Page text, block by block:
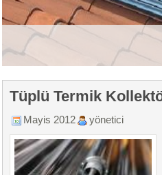
Tüplü Termik
Mayis 2012 yönetici